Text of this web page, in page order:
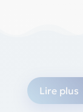
Lire plus